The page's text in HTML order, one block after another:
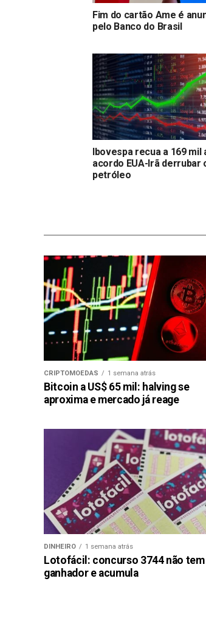
Fim do cartão Ame é
pelo Banco do Brasil
Ibovespa recua a 169 mil
acordo EUA-Irã derrubar
petróleo
CRIPTOMOEDAS 1 semana atrás
Bitcoin a US$ 65 mil: halving se
aproxima e mercado já reage
DINHEIRO 1 semana atrás
Lotofácil: concurso 3744 não tem
ganhador e acumula